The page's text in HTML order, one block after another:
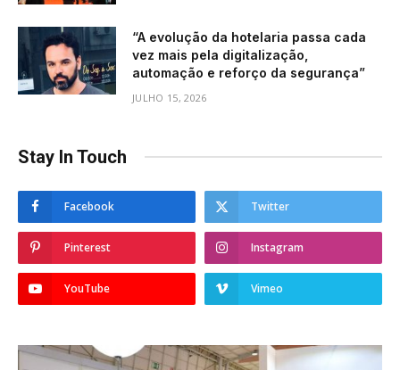
“A evolução da hotelaria passa cada
vez mais pela digitalização,
automação e reforço da segurança”
JULHO 15, 2026
Stay In Touch
Facebook Twitter
Pinterest Instagram
YouTube Vimeo